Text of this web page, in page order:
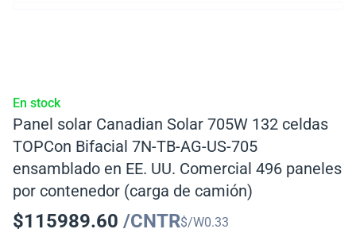
En stock
Panel solar Canadian Solar 705W 132 celdas
TOPCon Bifacial 7N-TB-AG-US-705
ensamblado en EE. UU. Comercial 496 paneles
por contenedor (carga de camión)
$115989.60 /CNTR$/W0.33